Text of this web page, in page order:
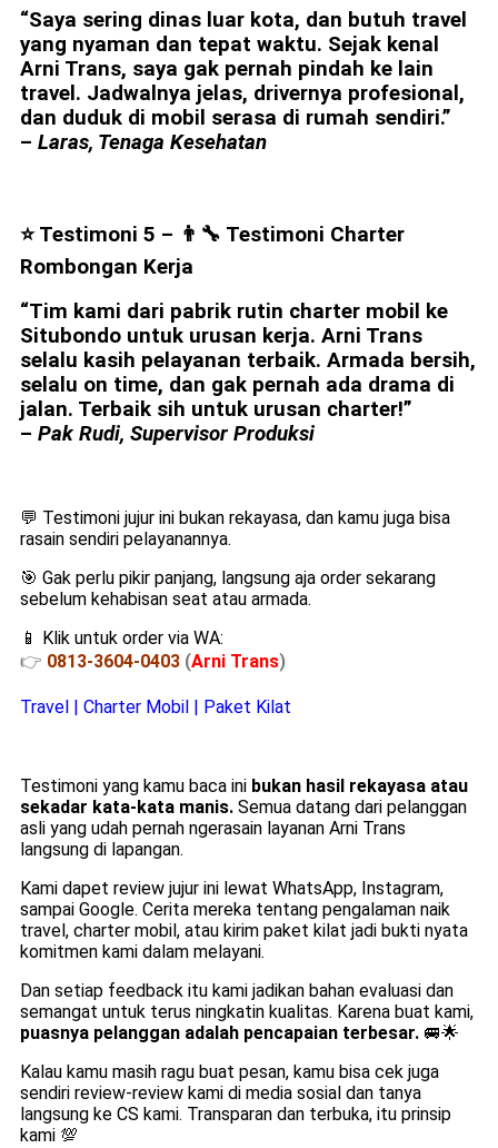
“Saya sering dinas luar kota, dan butuh travel
yang nyaman dan tepat waktu. Sejak kenal
Arni Trans, saya gak pernah pindah ke lain
travel. Jadwalnya jelas, drivernya profesional,
dan duduk di mobil serasa di rumah sendiri.”
– Laras, Tenaga Kesehatan
⭐ Testimoni 5 – 👨‍🔧 Testimoni Charter
Rombongan Kerja
“Tim kami dari pabrik rutin charter mobil ke
Situbondo untuk urusan kerja. Arni Trans
selalu kasih pelayanan terbaik. Armada bersih,
selalu on time, dan gak pernah ada drama di
jalan. Terbaik sih untuk urusan charter!”
– Pak Rudi, Supervisor Produksi
💬 Testimoni jujur ini bukan rekayasa, dan kamu juga bisa
rasain sendiri pelayanannya.
🎯 Gak perlu pikir panjang, langsung aja order sekarang
sebelum kehabisan seat atau armada.
📱 Klik untuk order via WA:
👉 0813-3604-0403 (Arni Trans)
Travel | Charter Mobil | Paket Kilat
Testimoni yang kamu baca ini bukan hasil rekayasa atau
sekadar kata-kata manis. Semua datang dari pelanggan
asli yang udah pernah ngerasain layanan Arni Trans
langsung di lapangan.
Kami dapet review jujur ini lewat WhatsApp, Instagram,
sampai Google. Cerita mereka tentang pengalaman naik
travel, charter mobil, atau kirim paket kilat jadi bukti nyata
komitmen kami dalam melayani.
Dan setiap feedback itu kami jadikan bahan evaluasi dan
semangat untuk terus ningkatin kualitas. Karena buat kami,
puasnya pelanggan adalah pencapaian terbesar. 🚐🌟
Kalau kamu masih ragu buat pesan, kamu bisa cek juga
sendiri review-review kami di media sosial dan tanya
langsung ke CS kami. Transparan dan terbuka, itu prinsip
kami 💯